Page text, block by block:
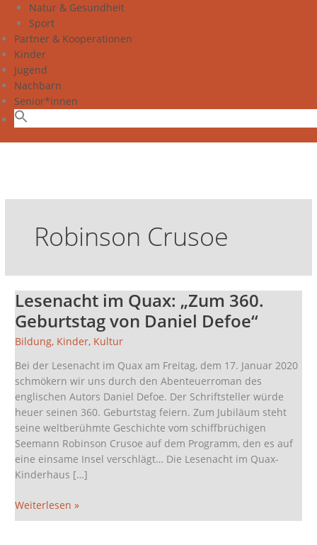
Natur & Gesundheit
Sport
Partner & Kooperationen
Kinder
Jugend
Nachbarn
Senior*innen
Robinson Crusoe
Lesenacht im Quax: „Zum 360.
Geburtstag von Daniel Defoe“
Bildung, Kinder, Kultur
Bei der Lesenacht im Quax am Freitag, dem 17. Januar 2020
schmökern wir uns durch den Abenteuerroman des
englischen Autors Daniel Defoe. Der Schriftsteller würde
heuer seinen 360. Geburtstag feiern. Zum Jubiläum steht
seine weltberühmte Geschichte vom schiffbrüchigen
Seemann Robinson Crusoe auf dem Programm, den es auf
eine einsame Insel verschlägt… Die Lesenacht im Quax-
Kinderhaus […]
Lesenacht
im
Quax:
„Zum
360.
Geburtstag
Daniel
Defoe“
Weiterlesen »